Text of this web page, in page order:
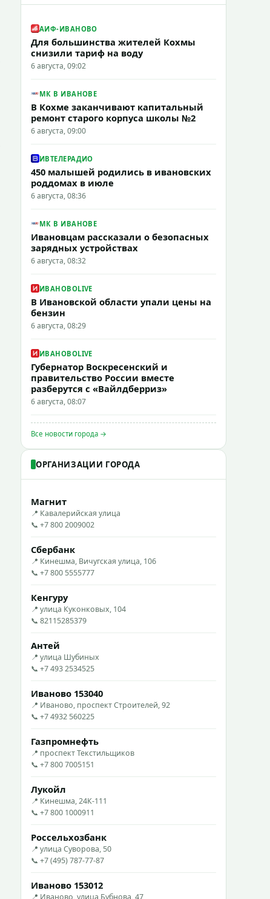
АИФ-ИВАНОВО
Для большинства жителей Кохмы
снизили тариф на воду
6 августа, 09:02
МК В ИВАНОВЕ
В Кохме заканчивают капитальный
ремонт старого корпуса школы №2
6 августа, 09:00
ИВТЕЛЕРАДИО
450 малышей родились в ивановских
роддомах в июле
6 августа, 08:36
МК В ИВАНОВЕ
Ивановцам рассказали о безопасных
зарядных устройствах
6 августа, 08:32
ИВАНОВОLIVE
В Ивановской области упали цены на
бензин
6 августа, 08:29
ИВАНОВОLIVE
Губернатор Воскресенский и
правительство России вместе
разберутся с «Вайлдберриз»
6 августа, 08:07
Все новости города →
ОРГАНИЗАЦИИ ГОРОДА
Магнит
📍 Кавалерийская улица
📞 +7 800 2009002
Сбербанк
📍 Кинешма, Вичугская улица, 106
📞 +7 800 5555777
Кенгуру
📍 улица Куконковых, 104
📞 82115285379
Антей
📍 улица Шубиных
📞 +7 493 2534525
Иваново 153040
📍 Иваново, проспект Строителей, 92
📞 +7 4932 560225
Газпромнефть
📍 проспект Текстильщиков
📞 +7 800 7005151
Лукойл
📍 Кинешма, 24К-111
📞 +7 800 1000911
Россельхозбанк
📍 улица Суворова, 50
📞 +7 (495) 787-77-87
Иваново 153012
📍 Иваново, улица Бубнова, 47